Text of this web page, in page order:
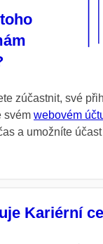
zúčastnit, své
svém webovém
a umožníte
Kariérní